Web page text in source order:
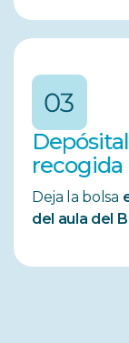
recogida
Deja la bolsa
del aula del